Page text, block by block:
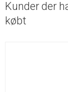
Kunder der
købt